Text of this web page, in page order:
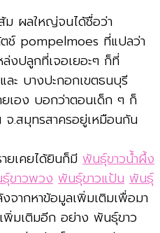
ม ผลใหญ่จนได้ชื่อว่า
ช์ pompelmoes ที่แปลว่า
ล่งปลูกที่เจอเยอะๆ ก็ที่
ะ บางปะกอกเขตธนบุรี
เอง บอกว่าตอนเด็ก ๆ ก็
.สมุทรสาครอยู่เหมือนกัน
ยเคยได้ยินก็มี พันธุ์ขาวน้ำผึ้ง
ขาวพวง พันธุ์ขาวแป้น พันธุ์
ากหาข้อมูลเพิ่มเติมเพื่อมา
พิ่มเติมอีก อย่าง พันธุ์ขาว